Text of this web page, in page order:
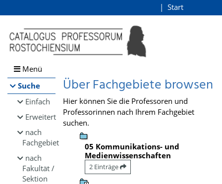
Browsen
direkt zum Inhalt
Start
Menü
Suche
Einfach
Erweitert
nach
Fachgebiet
nach
Fakultät /
Sektion
Über Fachgebiete browsen
Hier können Sie die Professoren und
Professorinnen nach Ihrem Fachgebiet
suchen.
05 Kommunikations- und
Medienwissenschaften
2 Einträge